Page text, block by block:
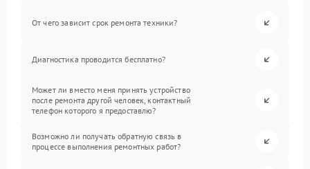
От чего зависит срок ремонта техники?
Диагностика проводится бесплатно?
Может ли вместо меня принять устройство
после ремонта другой человек, контактный
телефон которого я предоставлю?
Возможно ли получать обратную связь в
процессе выполнения ремонтных работ?